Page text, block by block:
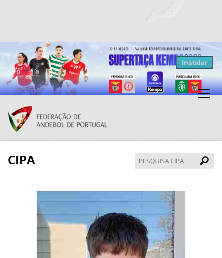
Resultados Andebol
Federação de Andebol de Portugal
Grátis - Disponivel na Play Store
Instalar
CIPA
CIPA